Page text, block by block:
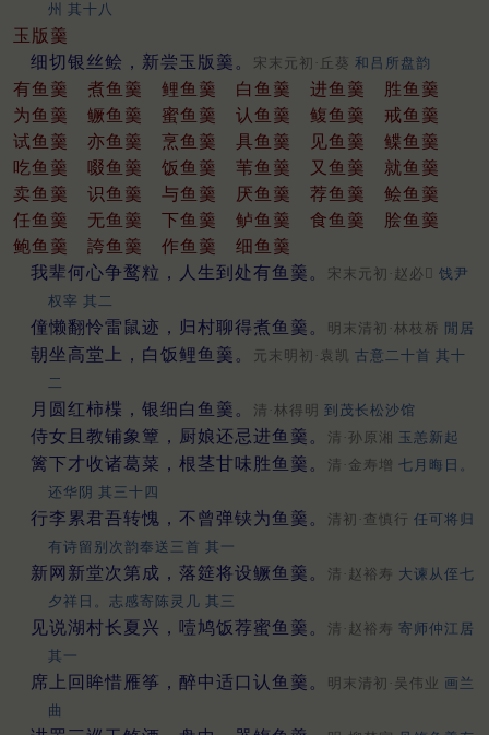
州 其十八
玉版羹
细切银丝鲙，新尝玉版羹。
宋末元初·丘葵 和吕所盘韵
有鱼羹 煮鱼羹 鲤鱼羹 白鱼羹 进鱼羹
胜鱼羹
为鱼羹
鳜鱼羹 蜜鱼羹 认鱼羹 鳆鱼羹
戒鱼羹
试鱼羹
亦鱼羹 烹鱼羹 具鱼羹 见鱼羹
鲽鱼羹
吃鱼羹
啜鱼羹 饭鱼羹 苇鱼羹 又鱼羹
就鱼羹
卖鱼羹
识鱼羹 与鱼羹 厌鱼羹 荐鱼羹
鲙鱼羹
任鱼羹
无鱼羹 下鱼羹 鲈鱼羹 食鱼羹
脍鱼羹
鲍鱼羹
誇鱼羹 作鱼羹
细鱼羹
我辈何心争鹜粒，人生到处有鱼羹。
宋末元初·赵必𤩪 饯尹
权宰 其二
僮懒翻怜雷鼠迹，归村聊得煮鱼羹。 明末清初·林枝桥 閒居
朝坐高堂上，白饭鲤鱼羹。 元末明初·袁凯 古意二十首 其十
二
月圆红柿楪，银细白鱼羹。 清·林得明 到茂长松沙馆
侍女且教铺象簟，厨娘还忌进鱼羹。 清·孙原湘 玉恙新起
篱下才收诸葛菜，根茎甘味胜鱼羹。 清·金寿增 七月晦日。
还华阴 其三十四
行李累君吾转愧，不曾弹铗为鱼羹。 清初·查慎行 任可将归
有诗留别次韵奉送三首 其一
新网新堂次第成，落筵将设鳜鱼羹。 清·赵裕寿 大谏从侄七
夕祥日。志感寄陈灵几 其三
见说湖村长夏兴，噎鸠饭荐蜜鱼羹。 清·赵裕寿 寄师仲江居
其一
席上回眸惜雁筝，醉中适口认鱼羹。 明末清初·吴伟业 画兰
曲